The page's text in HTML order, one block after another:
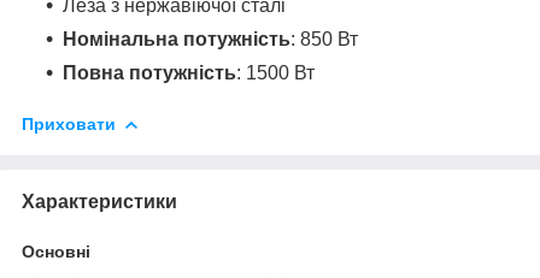
Леза з нержавіючої сталі
Номінальна потужність: 850 Вт
Повна потужність: 1500 Вт
Приховати
Характеристики
Основні